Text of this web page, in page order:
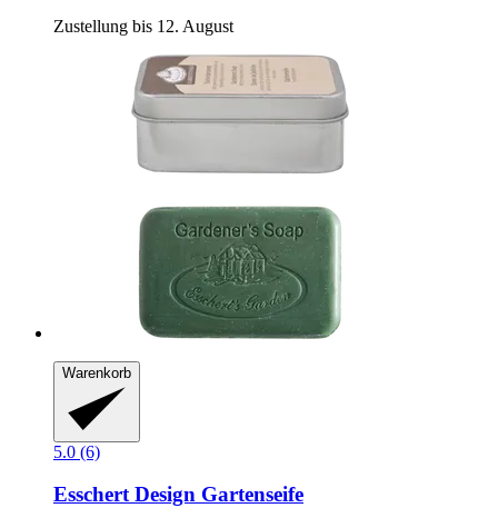
Zustellung bis 12. August
Warenkorb
5.0 (6)
Esschert Design Gartenseife